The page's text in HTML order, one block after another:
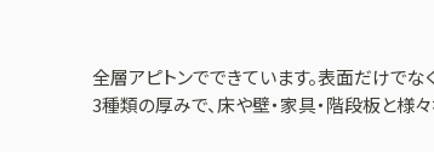
全層アピトンでできています。表面だけでな
3種類の厚みで、床や壁・家具・階段板と様